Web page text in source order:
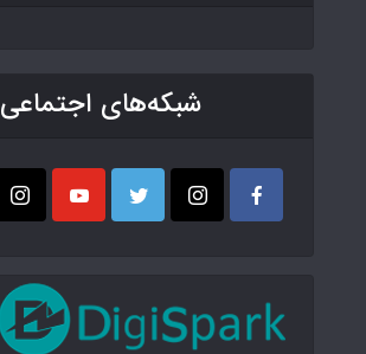
شبکه‌های اجتماعی